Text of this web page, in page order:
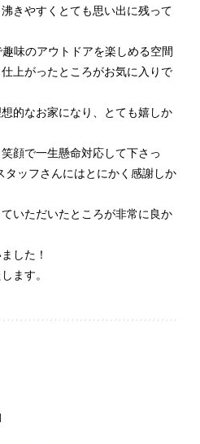
きやすくとても思い出に残って
味のアウトドアを楽しめる空間
上がったところがお気に入りで
的なお家になり、とても嬉しか
顔で一生懸命対応して下さっ
タッフさんにはとにかく感謝しか
いただいたところが非常に良か
した！
ます。